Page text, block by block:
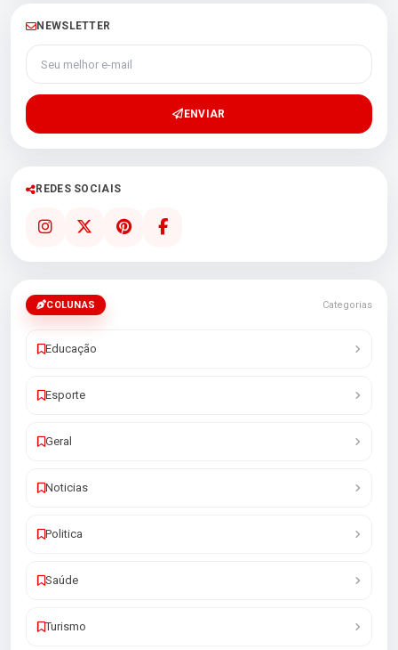
NEWSLETTER
Seu melhor e-mail
ENVIAR
REDES SOCIAIS
COLUNAS Categorias
Educação
Esporte
Geral
Noticias
Politica
Saúde
Turismo